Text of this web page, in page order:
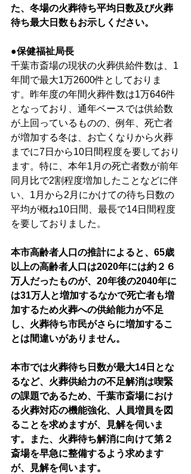
た、冬場の火葬待ち平均日数及び火葬
待ち最大日数もお示しください。
●保健福祉局長
千葉市斎場の現状の火葬供給件数は、1
年間で最大1万2600件としておりま
す。昨年度の年間火葬件数は1万646件
となっており、通年ベースでは供給数
が上回っているものの、例年、死亡者
が増加する冬は、お亡くなりから火葬
までに7日から10日間程度を要しており
ます。特に、本年1月の死亡者数が前年
同月比で2割程度増加したことなどに伴
い、1月から2月にかけての待ち日数の
平均が概ね10日間、最長で14日間程度
を要しておりました。
本市高齢者人口の推計によると、65歳
以上の高齢者人口は2020年には約２６
万人だったものが、20年後の2040年に
は31万人と増加するなかで死亡者も増
加するため火葬への供給能力が不足
し、火葬待ち市民がさらに増加するこ
とは間違いがありません。
本市では火葬待ち日数が最大14日とな
るなど、火葬供給力の不足解消は喫緊
の課題であるため、千葉市斎場におけ
る火葬対応の機能強化、人員増員を図
ることを求めますが、見解を伺いま
す。また、火葬待ち解消に向けて第２
斎場を早急に整備するよう求めます
が、見解を伺います。